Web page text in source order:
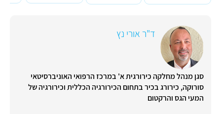
ד"ר אורי נץ
סגן מנהל מחלקה כירורגית א' במרכז הרפואי האוניברסיטאי
סורוקה, כירורג בכיר בתחום הכירורגיה הכללית וכירורגיה של
המעי הגס והרקטום